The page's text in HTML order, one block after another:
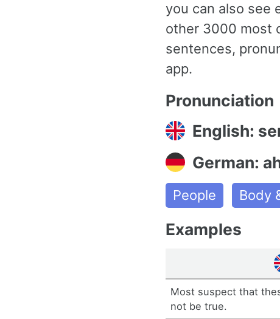
you can also see
other 3000 most
sentences,
app.
Pronunciation
English:
German:
People Body
Examples
Most suspect that
not be true.